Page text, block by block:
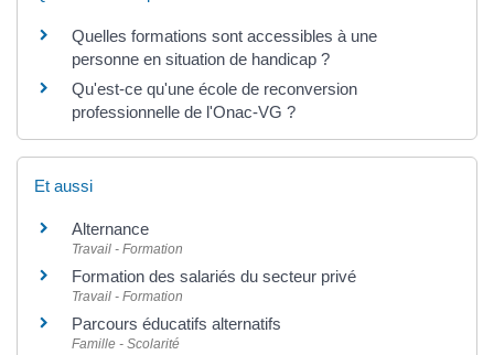
Quelles formations sont accessibles à une
personne en situation de handicap ?
Qu'est-ce qu'une école de reconversion
professionnelle de l'Onac-VG ?
Et aussi
Alternance
Travail - Formation
Formation des salariés du secteur privé
Travail - Formation
Parcours éducatifs alternatifs
Famille - Scolarité